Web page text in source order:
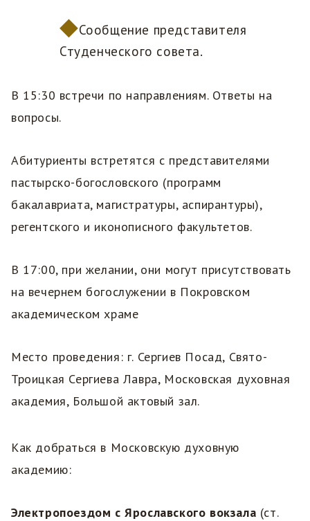
Сообщение представителя
Студенческого совета.
В 15:30 встречи по направлениям. Ответы на
вопросы.
Абитуриенты встретятся с представителями
пастырско-богословского (программ
бакалавриата, магистратуры, аспирантуры),
регентского и иконописного факультетов.
В 17:00, при желании, они могут присутствовать
на вечернем богослужении в Покровском
академическом храме
Место проведения: г. Сергиев Посад, Свято-
Троицкая Сергиева Лавра, Московская духовная
академия, Большой актовый зал.
Как добраться в Московскую духовную
академию:
Электропоездом с Ярославского вокзала (ст.